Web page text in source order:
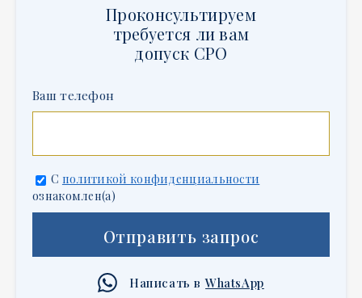
Проконсультируем
требуется ли вам
допуск СРО
Ваш телефон
С политикой конфиденциальности
ознакомлен(а)
Отправить запрос
Написать в WhatsApp